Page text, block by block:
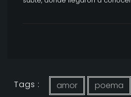
Tags : amor poema